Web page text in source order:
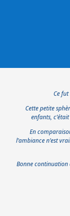
Ce
Cette petite
enfants,
En
l’ambiance n’est
Bonne continuation